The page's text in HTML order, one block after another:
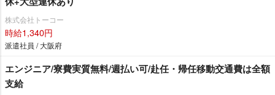
株式会社トーコー
時給1,340円
派遣社員 / 大阪府
エンジニア/寮費実質無料/週払い可/赴任・帰任移動交通費は全額
支給